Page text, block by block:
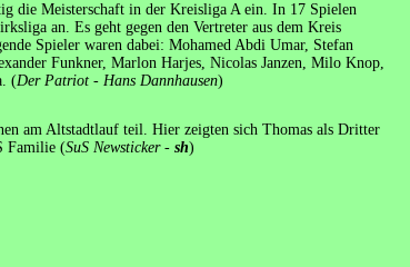
die Meisterschaft in der Kreisliga A ein. In 17 Spielen
an. Es geht gegen den Vertreter aus dem Kreis
Spieler waren dabei: Mohamed Abdi Umar, Stefan
Funkner, Marlon Harjes, Nicolas Janzen, Milo Knop,
(Der Patriot - Hans Dannhausen)
am Altstadtlauf teil. Hier zeigten sich Thomas als Dritter
Familie (SuS Newsticker - sh)